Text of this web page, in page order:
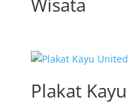
Wisata
Plakat